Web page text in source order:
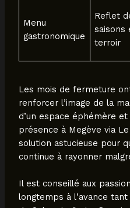
Menu
gastronomique
Reflet
saisons
terroir
Les mois de fermeture
renforcer l’image de la
d’un espace éphémère et
présence à Megève via
solution astucieuse pour
continue à rayonner
Il est conseillé aux
longtemps à l’avance